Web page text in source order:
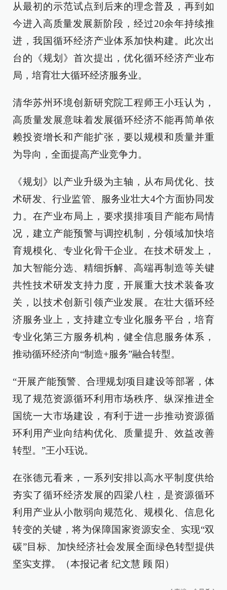
从最初的示范试点到后来的理念普及，再到如
今进入高质量发展新阶段，经过20余年持续推
进，我国循环经济产业体系加快构建。此次出
台的《规划》首次提出，优化循环经济产业布
局，培育壮大循环经济服务业。
清华苏州环境创新研究院工程师王小珏认为，
高质量发展意味着发展循环经济不能再简单依
赖投资增长和产能扩张，要以规模和质量并重
为导向，全面提高产业竞争力。
《规划》以产业升级为主轴，从布局优化、技
术研发、行业监管、服务业壮大4个方面协同发
力。在产业布局上，要求摸排项目产能布局情
况，建立产能预警与调控机制，分领域加快培
育规模化、专业化骨干企业。在技术研发上，
加大智能分选、精细拆解、高端再制造等关键
共性技术研发支持力度，开展重大技术装备攻
关，以技术创新引领产业发展。在壮大循环经
济服务业上，支持建立专业化服务平台，培育
专业化第三方服务机构，健全信息服务体系，
推动循环经济向“制造+服务”融合转型。
“开展产能预警、合理规划项目建设等部署，体
现了规范资源循环利用市场秩序、纵深推进全
国统一大市场建设，有利于进一步推动资源循
环利用产业向结构优化、质量提升、效益改善
转型。”王小珏说。
在张德元看来，一系列安排以高水平制度供给
夯实了循环经济发展的四梁八柱，是资源循环
利用产业从小散弱向规范化、规模化、信息化
转变的关键，将为保障国家资源安全、实现“双
碳”目标、加快经济社会发展全面绿色转型提供
坚实支撑。（本报记者 纪文慧 顾 阳）